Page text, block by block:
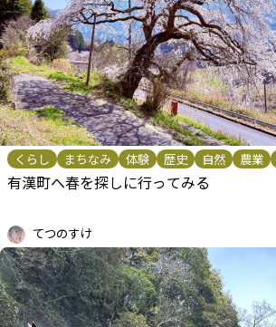
くらし まちなみ 体験 歴史 自然 農業
有漢町へ春を探しに行ってみる
てつのすけ